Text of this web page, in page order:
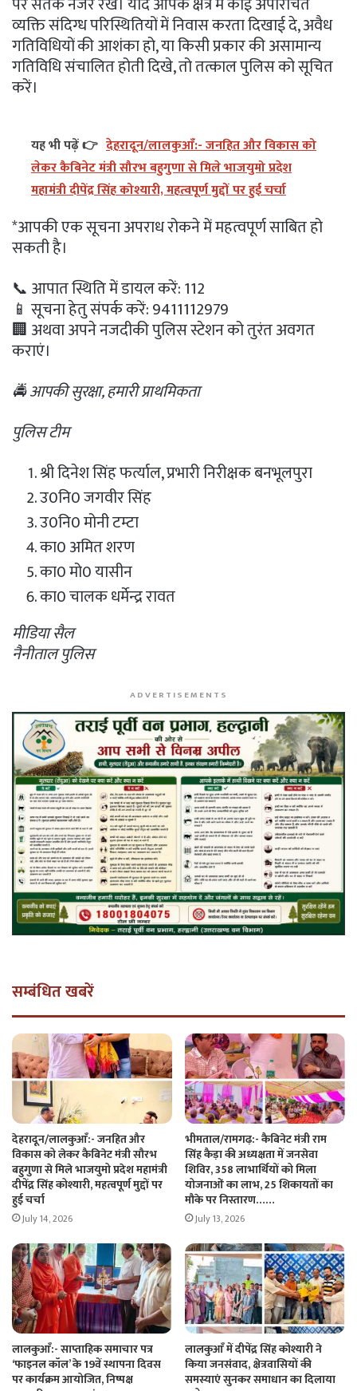
व्यक्ति संदिग्ध परिस्थितियों में निवास करता दिखाई दे, अवैध
गतिविधियों की आशंका हो, या किसी प्रकार की असामान्य
गतिविधि संचालित होती दिखे, तो तत्काल पुलिस को सूचित
करें।
यह भी पढ़ें 👉 देहरादून/लालकुआँ:- जनहित और विकास को
लेकर कैबिनेट मंत्री सौरभ बहुगुणा से मिले भाजयुमो प्रदेश
महामंत्री दीपेंद्र सिंह कोश्यारी, महत्वपूर्ण मुद्दों पर हुई चर्चा
*आपकी एक सूचना अपराध रोकने में महत्वपूर्ण साबित हो
सकती है।
📞 आपात स्थिति में डायल करें: 112
📱 सूचना हेतु संपर्क करें: 9411112979
🏢 अथवा अपने नजदीकी पुलिस स्टेशन को तुरंत अवगत
कराएं।
🚔 आपकी सुरक्षा, हमारी प्राथमिकता
पुलिस टीम
श्री दिनेश सिंह फर्त्याल, प्रभारी निरीक्षक बनभूलपुरा
उ0नि0 जगवीर सिंह
उ0नि0 मोनी टम्टा
का0 अमित शरण
का0 मो0 यासीन
का0 चालक धर्मेन्द्र रावत
मीडिया सैल
नैनीताल पुलिस
ADVERTISEMENTS
सम्बंधित खबरें
देहरादून/लालकुआँ:- जनहित और
विकास को लेकर कैबिनेट मंत्री सौरभ
बहुगुणा से मिले भाजयुमो प्रदेश महामंत्री
दीपेंद्र सिंह कोश्यारी, महत्वपूर्ण मुद्दों पर
हुई चर्चा
July 14, 2026
भीमताल/रामगढ़:- कैबिनेट मंत्री राम
सिंह कैड़ा की अध्यक्षता में जनसेवा
शिविर, 358 लाभार्थियों को मिला
योजनाओं का लाभ, 25 शिकायतों का
मौके पर निस्तारण……
July 13, 2026
लालकुआँ:- साप्ताहिक समाचार पत्र
‘फाइनल कॉल’ के 19वें स्थापना दिवस
पर कार्यक्रम आयोजित, निष्पक्ष
लालकुआँ में दीपेंद्र सिंह कोश्यारी ने
किया जनसंवाद, क्षेत्रवासियों की
समस्याएं सुनकर समाधान का दिलाया